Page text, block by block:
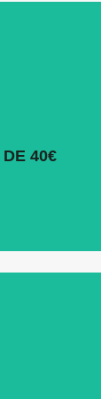
40€
!